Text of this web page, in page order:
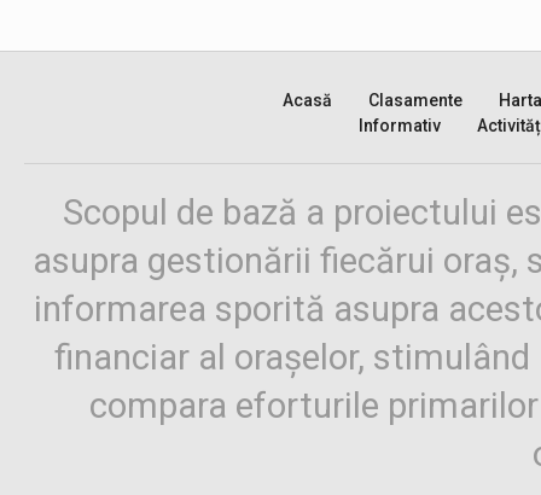
Acasă Clasamente
Harta
Informativ
Scopul de bază a proiectului
asupra gestionării fiecărui oraș,
informarea sporită asupra
financiar al orașelor,
compara eforturile